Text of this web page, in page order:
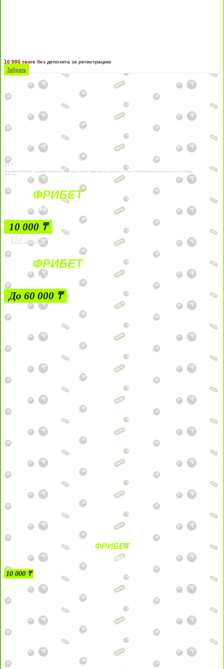
10 000 тенге без депозита за регистрацию
Забрать
21+
Лицензии №24514359, выданной комитетом индустрии туризма Министерства культуры и спорта Республики Казахстан срок до 27 сентября
2034 года.
ФРИБЕТ
БЕЗ УСЛОВИЙ
10 000 ₸
На сайт
ФРИБЕТ
ЗА ДЕПОЗИТЫ
До 60 000 ₸
ФРИБЕТ
БЕЗ УСЛОВИЙ
10 000 ₸